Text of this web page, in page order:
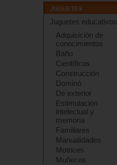
Juguetes educativos
Adquisición de
conocimientos
Baño
Científicos
Construcción
Dominó
De exterior
Estimulación
intelectual y
memoria
Familiares
Manualidades
Motrices
Muñecos